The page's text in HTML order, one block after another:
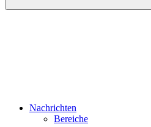
Nachrichten
Bereiche